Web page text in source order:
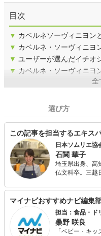
目次
▼ カベルネソーヴィニヨン
▼ カベルネ・ソーヴィニヨ
▼ ユーザーが選んだイチオ
▼ カベルネ・ソーヴィニヨ
全
選び方
この記事を担当するエキス
日本ソムリエ協
石関 華子
埼玉県出身、高
仏文科卒。三越
J.S.Aワインエキスパ
Lionの代表とし
やワイン検定の
やコラム等の執
ムリエ協会高知
マイナビおすすめナビ編集
担当：食品・ド
桑野 咲良
「ベビー・キ